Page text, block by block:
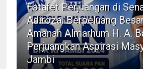
Estafet Perjuangan di
Adirozal Berpeluang
Amanah Almarhum H. A.
Perjuangkan Aspirasi
Jambi